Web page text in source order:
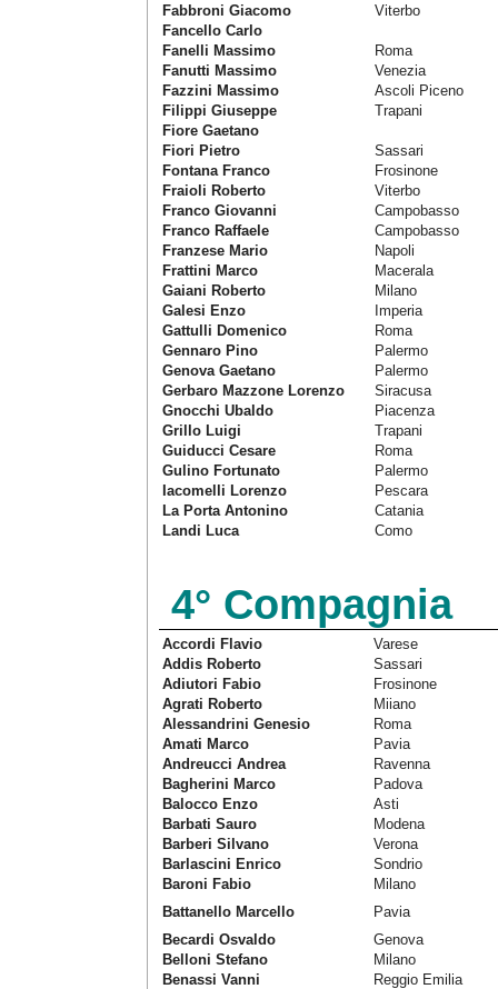
Fabbroni Giacomo
Viterbo
Fancello Carlo
Fanelli Massimo
Roma
Fanutti Massimo
Venezia
Fazzini Massimo
Ascoli Piceno
Filippi Giuseppe
Trapani
Fiore Gaetano
Fiori Pietro
Sassari
Fontana Franco
Frosinone
Fraioli Roberto
Viterbo
Franco Giovanni
Campobasso
Franco Raffaele
Campobasso
Franzese Mario
Napoli
Frattini Marco
Macerala
Gaiani Roberto
Milano
Galesi Enzo
Imperia
Gattulli Domenico
Roma
Gennaro Pino
Palermo
Genova Gaetano
Palermo
Gerbaro Mazzone Lorenzo
Siracusa
Gnocchi Ubaldo
Piacenza
Grillo Luigi
Trapani
Guiducci Cesare
Roma
Gulino Fortunato
Palermo
Iacomelli Lorenzo
Pescara
La Porta Antonino
Catania
Landi Luca
Como
4° Compagnia
Accordi Flavio
Varese
Addis Roberto
Sassari
Adiutori Fabio
Frosinone
Agrati Roberto
Miiano
Alessandrini Genesio
Roma
Amati Marco
Pavia
Andreucci Andrea
Ravenna
Bagherini Marco
Padova
Balocco Enzo
Asti
Barbati Sauro
Modena
Barberi Silvano
Verona
Barlascini Enrico
Sondrio
Baroni Fabio
Milano
Battanello Marcello
Pavia
Becardi Osvaldo
Genova
Belloni Stefano
Milano
Benassi Vanni
Reggio Emilia